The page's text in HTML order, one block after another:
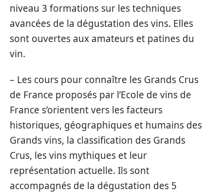
niveau 3 formations sur les techniques
avancées de la dégustation des vins. Elles
sont ouvertes aux amateurs et patines du
vin.
– Les cours pour connaître les Grands Crus
de France proposés par l’Ecole de vins de
France s’orientent vers les facteurs
historiques, géographiques et humains des
Grands vins, la classification des Grands
Crus, les vins mythiques et leur
représentation actuelle. Ils sont
accompagnés de la dégustation des 5